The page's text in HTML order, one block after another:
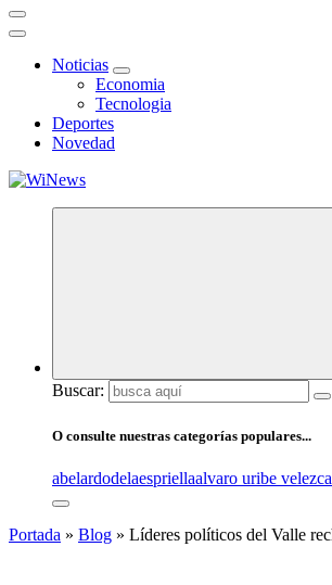
Noticias
Economia
Tecnologia
Deportes
Novedad
Buscar:
O consulte nuestras categorías populares...
abelardodelaespriellaalvaro uribe velez
Portada » Blog » Líderes políticos del Valle